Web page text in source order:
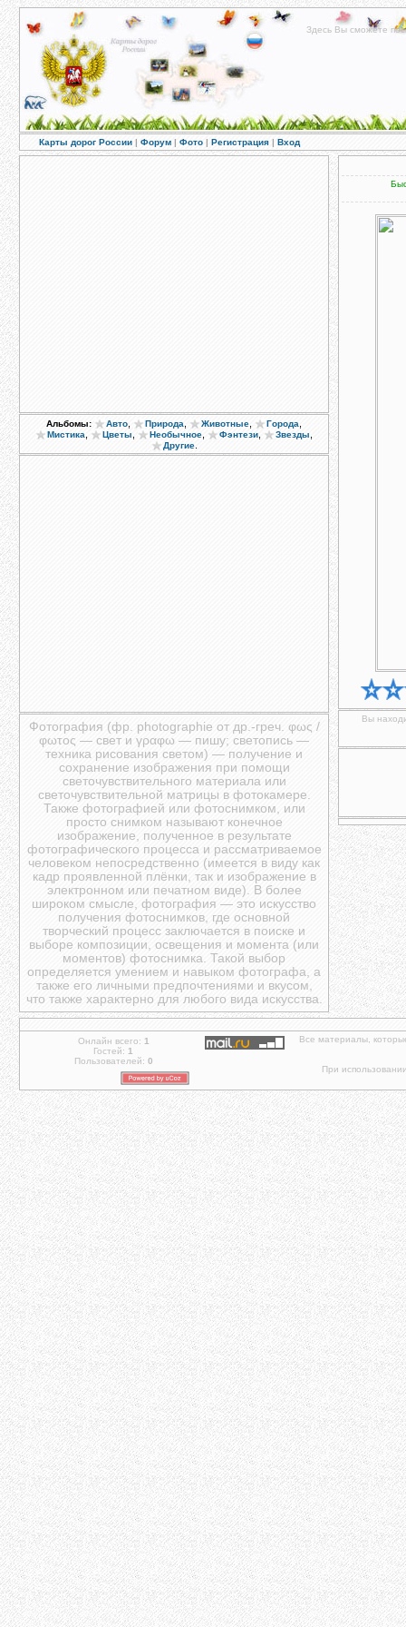
Здесь Вы сможете
Карты дорог России | Форум | Фото | Регистрация | Вход
Альбомы: Авто Природа Животные Города
Мистика Цветы Необычное Фэнтези Звезды
Другие.
Фотография (фр. photographie от др.-греч. φως /
φωτος — свет и γραφω — пишу; светопись —
техника рисования светом) — получение и
сохранение изображения при помощи
светочувствительного материала или
светочувствительной матрицы в фотокамере.
Также фотографией или фотоснимком, или
просто снимком называют конечное
изображение, полученное в результате
фотографического процесса и рассматриваемое
человеком непосредственно (имеется в виду как
кадр проявленной плёнки, так и изображение в
электронном или печатном виде). В более
широком смысле, фотография — это искусство
получения фотоснимков, где основной
творческий процесс заключается в поиске и
выборе композиции, освещения и момента (или
моментов) фотоснимка. Такой выбор
определяется умением и навыком фотографа, а
также его личными предпочтениями и вкусом,
что также характерно для любого вида искусства.
Вы
Онлайн всего: 1
Гостей: 1
Пользователей: 0
Все материалы,
При